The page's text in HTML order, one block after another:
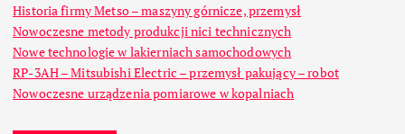
Historia firmy Metso – maszyny górnicze, przemysł
Nowoczesne metody produkcji nici technicznych
Nowe technologie w lakierniach samochodowych
RP-3AH – Mitsubishi Electric – przemysł pakujący – robot
Nowoczesne urządzenia pomiarowe w kopalniach